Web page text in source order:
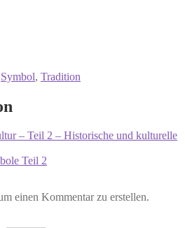
Symbol, Tradition
– Teil 2 – Historische und kulturelle
Teil 2
einen Kommentar zu erstellen.